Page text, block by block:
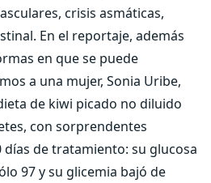
crisis asmáticas,
En el reportaje, además
en que se puede
a una mujer, Sonia Uribe,
de kiwi picado no diluido
con sorprendentes
de tratamiento: su glucosa
97 y su glicemia bajó de